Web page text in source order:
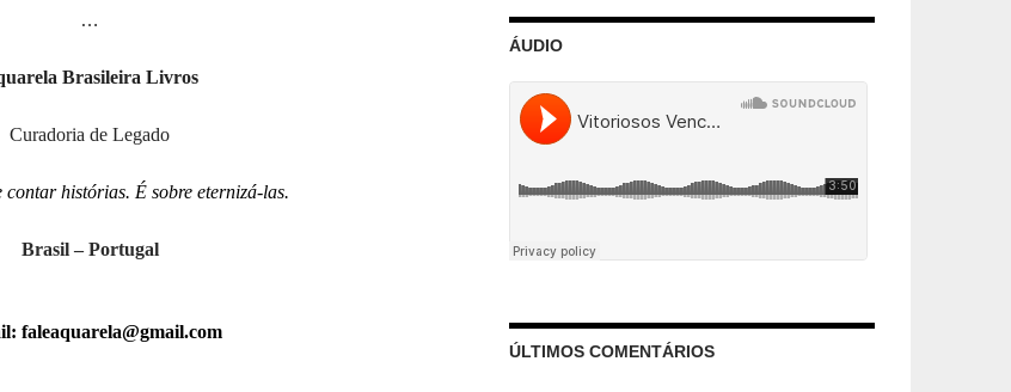
…
Brasileira Livros
Curadoria de Legado
contar histórias. É sobre eternizá-las.
Brasil – Portugal
faleaquarela@gmail.com
ÁUDIO
ÚLTIMOS COMENTÁRIOS